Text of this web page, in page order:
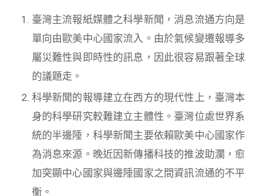
臺灣主流報紙媒體之科學新聞，消息流通方向是
單向由歐美中心國家流入。由於氣候變遷報導多
屬災難性與即時性的訊息，因此很容易跟著全球
的議題走。
科學新聞的報導建立在西方的現代性上，臺灣本
身的科學研究較難建立主體性。臺灣位處世界系
統的半邊陲，科學新聞主要依賴歐美中心國家作
為消息來源。晚近因新傳播科技的推波助瀾，愈
加突顯中心國家與邊陲國家之間資訊流通的不平
衡。